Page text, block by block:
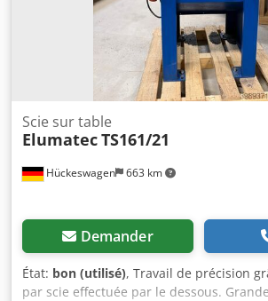
Hückeswagen 663 km
Scie sur table
ElumatecTS161/21
Demander
État: bon (utilisé), Travail de précision
par scie effectuée par le dessous.